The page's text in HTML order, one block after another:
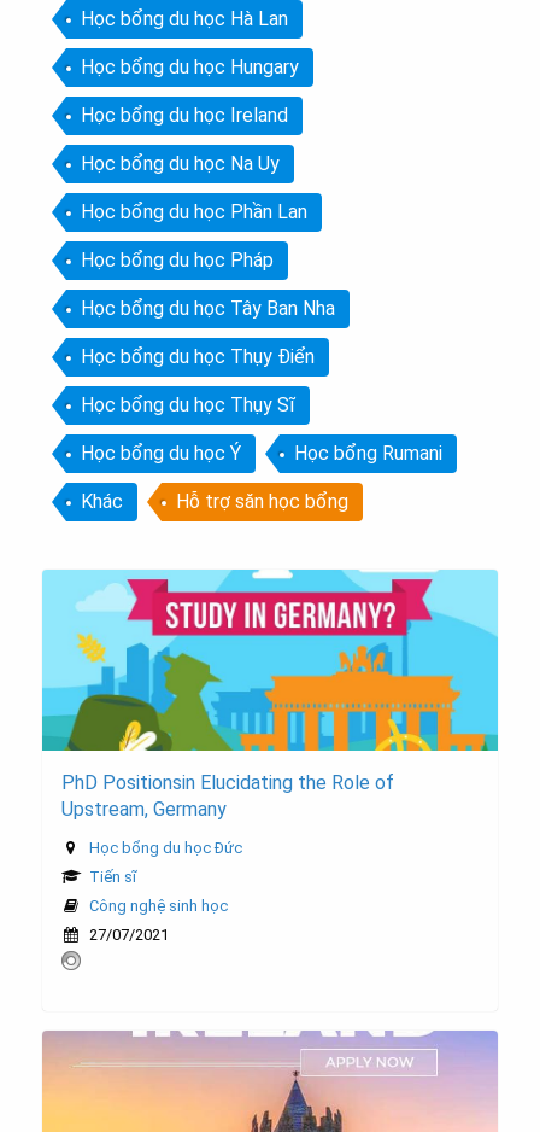
Học bổng du học Hà Lan
Học bổng du học Hungary
Học bổng du học Ireland
Học bổng du học Na Uy
Học bổng du học Phần Lan
Học bổng du học Pháp
Học bổng du học Tây Ban Nha
Học bổng du học Thụy Điển
Học bổng du học Thụy Sĩ
Học bổng du học Ý Học bổng Rumani
Khác Hỗ trợ săn học bổng
PhD Positionsin Elucidating the Role of
Upstream, Germany
Học bổng du học Đức
Tiến sĩ
Công nghệ sinh học
27/07/2021